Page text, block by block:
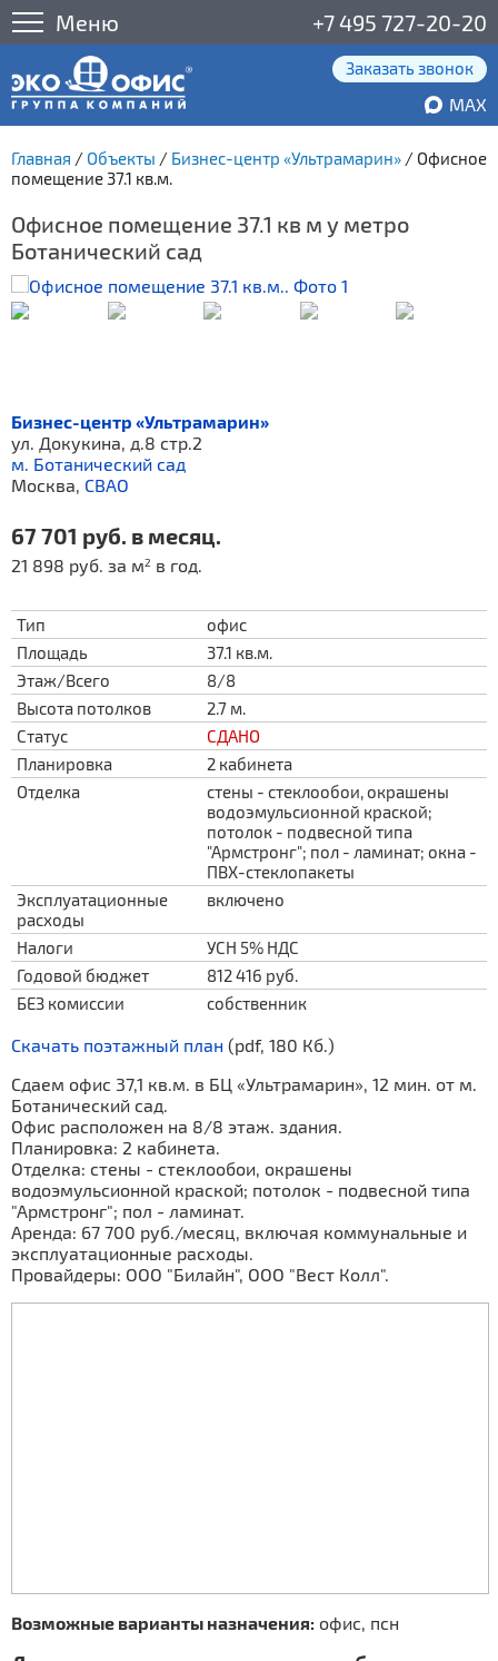
Меню +7 495 727-20-20
Заказать звонок
MAX
Главная / Объекты / Бизнес-центр «Ультрамарин» / Офисное
помещение 37.1 кв.м.
Офисное помещение 37.1 кв м у метро
Ботанический сад
Бизнес-центр «Ультрамарин»
ул. Докукина, д.8 стр.2
м. Ботанический сад
Москва, СВАО
67 701 руб. в месяц.
21 898 руб. за м2 в год.
Тип
офис
Площадь
37.1 кв.м.
Этаж/Всего
8/8
Высота потолков
2.7 м.
Статус
СДАНО
Планировка
2 кабинета
Отделка
стены - стеклообои, окрашены
водоэмульсионной краской;
потолок - подвесной типа
"Армстронг"; пол - ламинат; окна -
ПВХ-стеклопакеты
Эксплуатационные
расходы
включено
Налоги
УСН 5% НДС
Годовой бюджет
812 416 руб.
БЕЗ комиссии
собственник
Скачать поэтажный план (pdf, 180 Кб.)
Сдаем офис 37,1 кв.м. в БЦ «Ультрамарин», 12 мин. от м.
Ботанический сад.
Офис расположен на 8/8 этаж. здания.
Планировка: 2 кабинета.
Отделка: стены - стеклообои, окрашены
водоэмульсионной краской; потолок - подвесной типа
"Армстронг"; пол - ламинат.
Аренда: 67 700 руб./месяц, включая коммунальные и
эксплуатационные расходы.
Провайдеры: ООО "Билайн", ООО "Вест Колл".
Возможные варианты назначения: офис, псн